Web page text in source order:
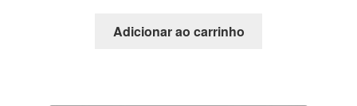
Adicionar ao carrinho